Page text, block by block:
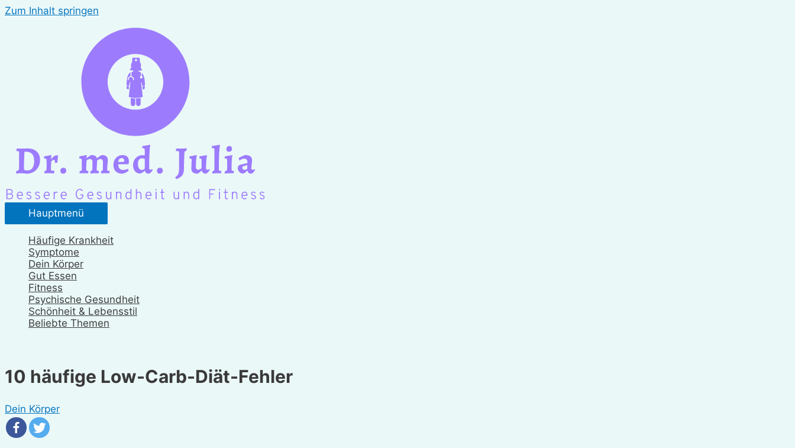
Zum Inhalt springen
Hauptmenü
Häufige Krankheit
Symptome
Dein Körper
Gut Essen
Fitness
Psychische Gesundheit
Schönheit & Lebensstil
Beliebte Themen
10 häufige Low-Carb-Diät-Fehler
Dein Körper